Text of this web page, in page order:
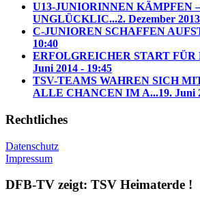
U13-JUNIORINNEN KÄMPFEN
UNGLÜCKLIC...2. Dezember
C-JUNIOREN SCHAFFEN
10:40
ERFOLGREICHER START FÜR
Juni 2014 - 19:45
TSV-TEAMS WAHREN SICH
ALLE CHANCEN IM A...19. Juni
Rechtliches
Datenschutz
Impressum
DFB-TV zeigt: TSV Heimaterde !